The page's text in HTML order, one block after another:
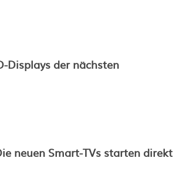
Displays der nächsten
neuen Smart-TVs starten direkt